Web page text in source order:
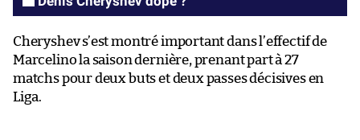
Cheryshev s’est montré important dans l’effectif de
Marcelino la saison dernière, prenant part à 27
matchs pour deux buts et deux passes décisives en
Liga.